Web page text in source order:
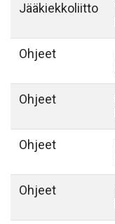
Jääkiekkoliitto
Ohjeet
Ohjeet
Ohjeet
Ohjeet